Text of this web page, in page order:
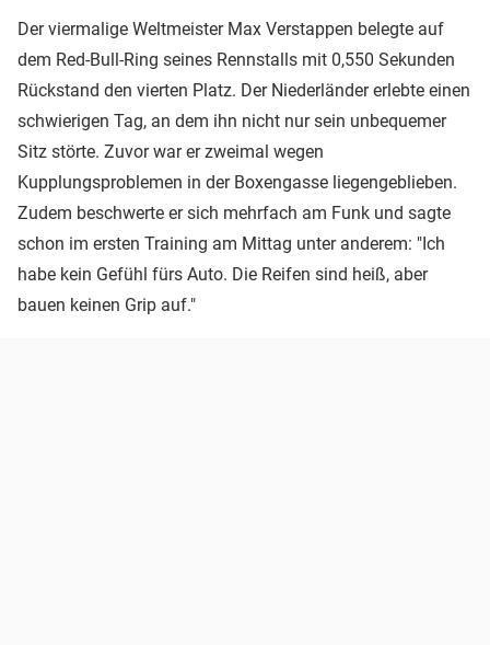
Der viermalige Weltmeister Max Verstappen belegte auf
dem Red-Bull-Ring seines Rennstalls mit 0,550 Sekunden
Rückstand den vierten Platz. Der Niederländer erlebte einen
schwierigen Tag, an dem ihn nicht nur sein unbequemer
Sitz störte. Zuvor war er zweimal wegen
Kupplungsproblemen in der Boxengasse liegengeblieben.
Zudem beschwerte er sich mehrfach am Funk und sagte
schon im ersten Training am Mittag unter anderem: "Ich
habe kein Gefühl fürs Auto. Die Reifen sind heiß, aber
bauen keinen Grip auf."